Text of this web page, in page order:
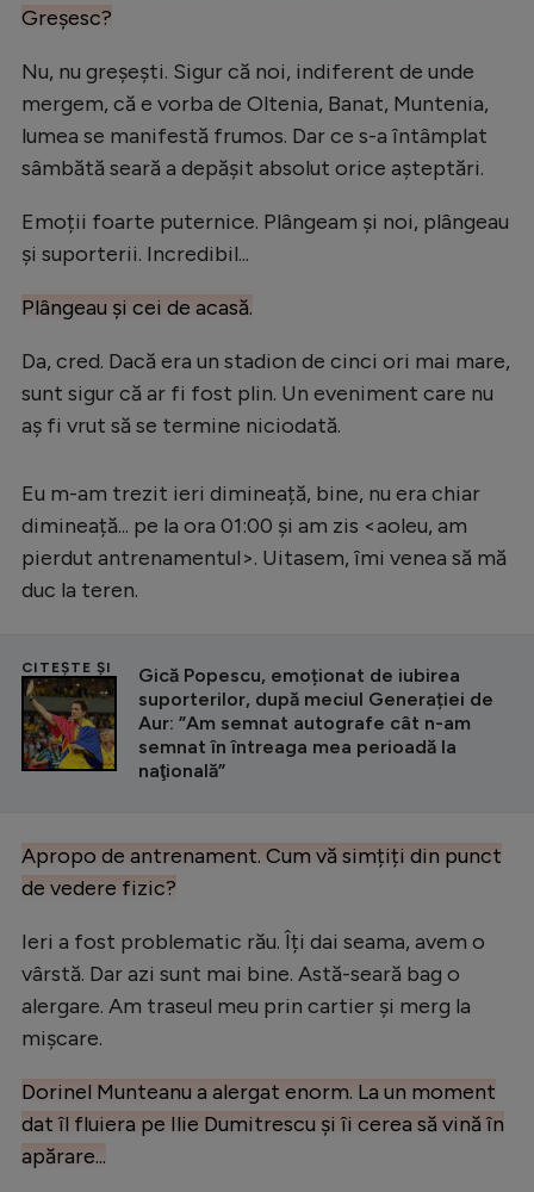
Intră în cont
Creează cont
Greșesc?
Nu, nu greșești. Sigur că noi, indiferent de unde
mergem, că e vorba de Oltenia, Banat, Muntenia,
lumea se manifestă frumos. Dar ce s-a întâmplat
sâmbătă seară a depășit absolut orice așteptări.
Emoții foarte puternice. Plângeam și noi, plângeau
și suporterii. Incredibil...
Plângeau și cei de acasă.
Da, cred. Dacă era un stadion de cinci ori mai mare,
sunt sigur că ar fi fost plin. Un eveniment care nu
aș fi vrut să se termine niciodată.
Eu m-am trezit ieri dimineață, bine, nu era chiar
dimineață... pe la ora 01:00 și am zis <aoleu, am
pierdut antrenamentul>. Uitasem, îmi venea să mă
duc la teren.
CITEȘTE ȘI
Gică Popescu, emoționat de iubirea
suporterilor, după meciul Generației de
Aur: ”Am semnat autografe cât n-am
semnat în întreaga mea perioadă la
naţională”
Apropo de antrenament. Cum vă simțiți din punct
de vedere fizic?
Ieri a fost problematic rău. Îți dai seama, avem o
vârstă. Dar azi sunt mai bine. Astă-seară bag o
alergare. Am traseul meu prin cartier și merg la
mișcare.
Dorinel Munteanu a alergat enorm. La un moment
dat îl fluiera pe Ilie Dumitrescu și îi cerea să vină în
apărare...